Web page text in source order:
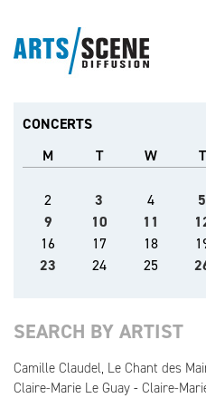
CONCERTS
M
T W T
2
3 4 5
9
10 11
16
17 18
23
24 25
SEARCH BY ARTIST
Camille Claudel, Le Chant des
Claire-Marie Le Guay
Claire-